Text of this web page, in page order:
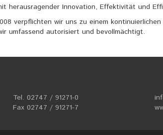
herausragender Innovation, Effektivität und
verpflichten wir uns zu einem
umfassend autorisiert und bevollmächtigt.
Tel. 02747 / 91271-0
Fax 02747 / 91271-7